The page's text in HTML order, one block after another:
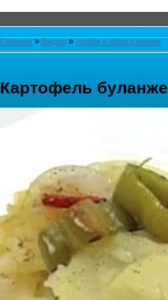
Главная » Видео » Хобби и образование
Картофель